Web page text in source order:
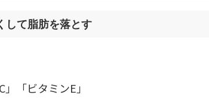
て脂肪を落とす
「ビタミンE」